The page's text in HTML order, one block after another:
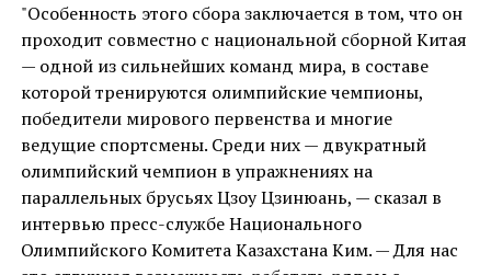
"Особенность этого сбора заключается в том, что он
проходит совместно с национальной сборной Китая
— одной из сильнейших команд мира, в составе
которой тренируются олимпийские чемпионы,
победители мирового первенства и многие
ведущие спортсмены. Среди них — двукратный
олимпийский чемпион в упражнениях на
параллельных брусьях Цзоу Цзинюань, — сказал в
интервью пресс-службе Национального
Олимпийского Комитета Казахстана Ким. — Для нас